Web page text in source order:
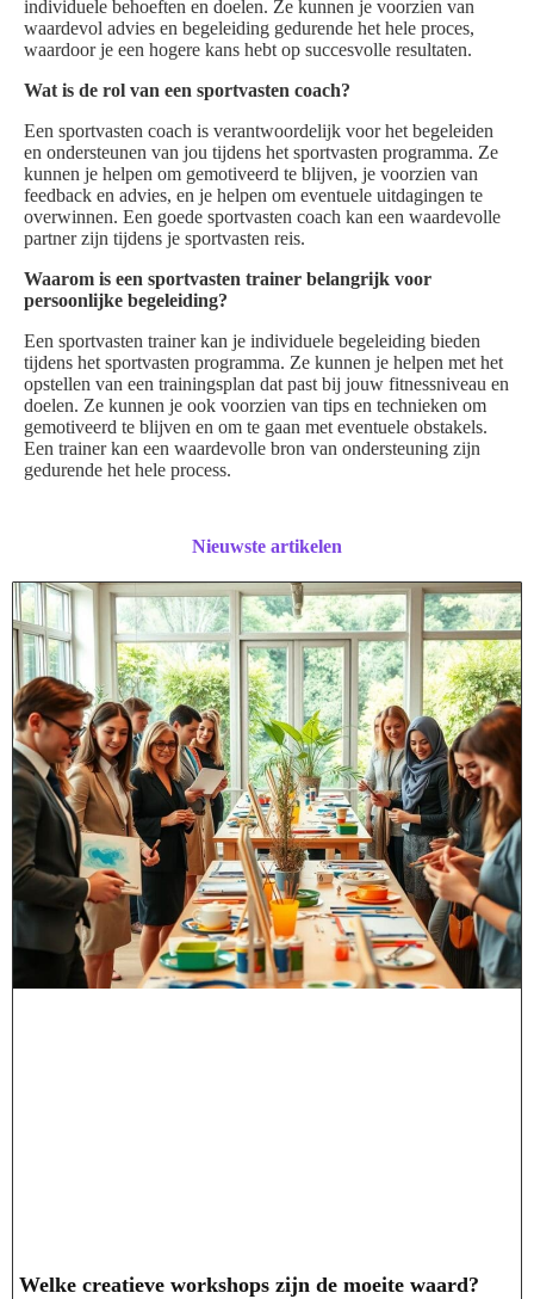
individuele behoeften en doelen. Ze kunnen je voorzien van
waardevol advies en begeleiding gedurende het hele proces,
waardoor je een hogere kans hebt op succesvolle resultaten.
Wat is de rol van een sportvasten coach?
Een sportvasten coach is verantwoordelijk voor het begeleiden
en ondersteunen van jou tijdens het sportvasten programma. Ze
kunnen je helpen om gemotiveerd te blijven, je voorzien van
feedback en advies, en je helpen om eventuele uitdagingen te
overwinnen. Een goede sportvasten coach kan een waardevolle
partner zijn tijdens je sportvasten reis.
Waarom is een sportvasten trainer belangrijk voor
persoonlijke begeleiding?
Een sportvasten trainer kan je individuele begeleiding bieden
tijdens het sportvasten programma. Ze kunnen je helpen met het
opstellen van een trainingsplan dat past bij jouw fitnessniveau en
doelen. Ze kunnen je ook voorzien van tips en technieken om
gemotiveerd te blijven en om te gaan met eventuele obstakels.
Een trainer kan een waardevolle bron van ondersteuning zijn
gedurende het hele process.
Nieuwste artikelen
Welke creatieve workshops zijn de moeite waard?